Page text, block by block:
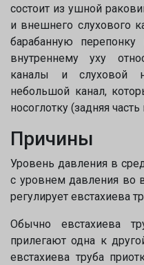
состоит из ушной
и внешнего слухового
барабанную
внутреннему уху
каналы и слуховой
небольшой канал,
носоглотку (задняя
Причины
Уровень давления в
с уровнем давления во
регулирует евстахиева
Обычно евстахиева
прилегают одна к
евстахиева труба